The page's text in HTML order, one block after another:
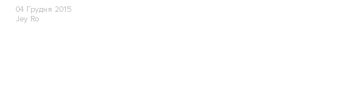
04 Грудня 2015
Jey Ro